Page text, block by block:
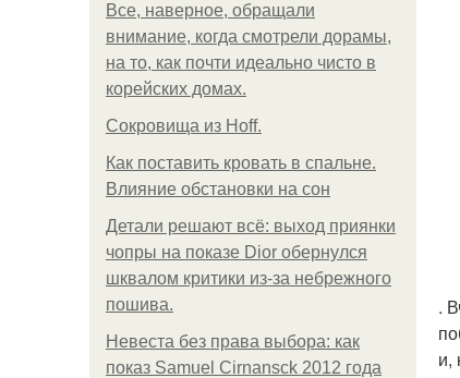
Все, наверное, обращали
внимание, когда смотрели дорамы,
на то, как почти идеально чисто в
корейских домах.
Сокровища из Hoff.
Как поставить кровать в спальне.
Влияние обстановки на сон
Детали решают всё: выход приянки
чопры на показе Dior обернулся
шквалом критики из-за небрежного
пошива.
Невеста без права выбора: как
показ Samuel Cirnansck 2012 года
.
и,